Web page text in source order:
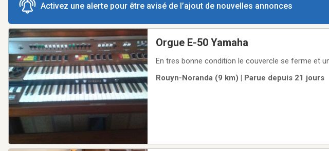
Activez une alerte pour être avisé de l’ajout de nouvelles annonces
Orgue E-50 Yamaha
En tres
Rouyn-Noranda (9 km) | Parue depuis 21 jours